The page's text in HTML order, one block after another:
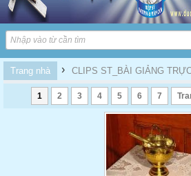
Trang nhà › CLIPS ST_BÀI GIẢNG
1 2 3 4 5 6 7